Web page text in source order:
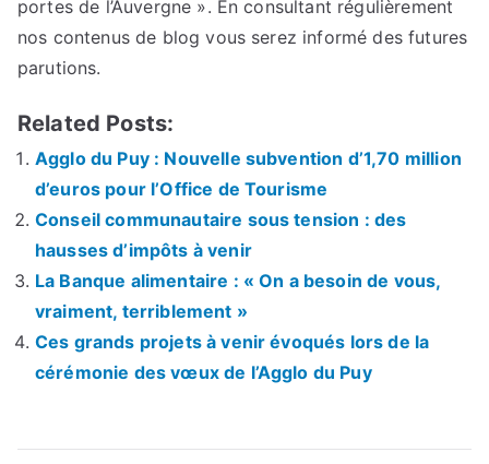
portes de l’Auvergne ». En consultant régulièrement
nos contenus de blog vous serez informé des futures
parutions.
Related Posts:
Agglo du Puy : Nouvelle subvention d’1,70 million
d’euros pour l’Office de Tourisme
Conseil communautaire sous tension : des
hausses d’impôts à venir
La Banque alimentaire : « On a besoin de vous,
vraiment, terriblement »
Ces grands projets à venir évoqués lors de la
cérémonie des vœux de l’Agglo du Puy